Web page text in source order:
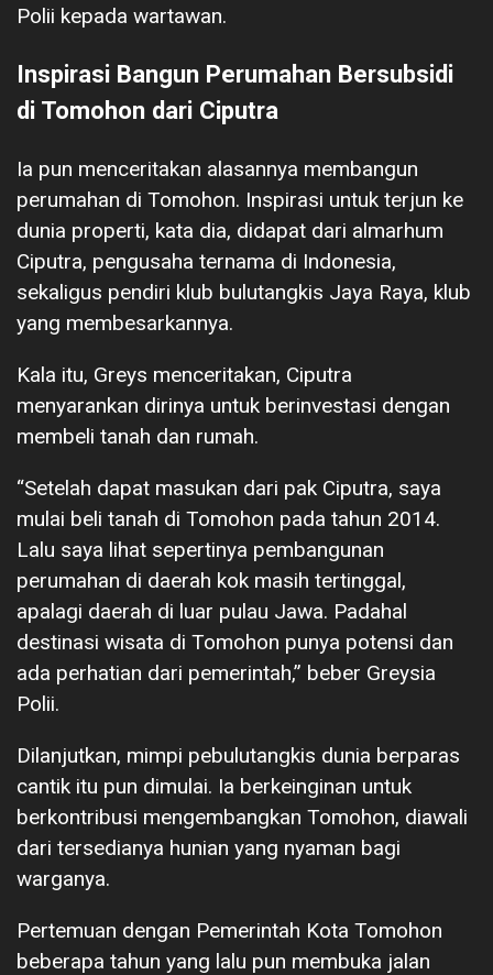
Polii kepada wartawan.
Inspirasi Bangun Perumahan Bersubsidi
di Tomohon dari Ciputra
Ia pun menceritakan alasannya membangun
perumahan di Tomohon. Inspirasi untuk terjun ke
dunia properti, kata dia, didapat dari almarhum
Ciputra, pengusaha ternama di Indonesia,
sekaligus pendiri klub bulutangkis Jaya Raya, klub
yang membesarkannya.
Kala itu, Greys menceritakan, Ciputra
menyarankan dirinya untuk berinvestasi dengan
membeli tanah dan rumah.
“Setelah dapat masukan dari pak Ciputra, saya
mulai beli tanah di Tomohon pada tahun 2014.
Lalu saya lihat sepertinya pembangunan
perumahan di daerah kok masih tertinggal,
apalagi daerah di luar pulau Jawa. Padahal
destinasi wisata di Tomohon punya potensi dan
ada perhatian dari pemerintah,” beber Greysia
Polii.
Dilanjutkan, mimpi pebulutangkis dunia berparas
cantik itu pun dimulai. Ia berkeinginan untuk
berkontribusi mengembangkan Tomohon, diawali
dari tersedianya hunian yang nyaman bagi
warganya.
Pertemuan dengan Pemerintah Kota Tomohon
beberapa tahun yang lalu pun membuka jalan